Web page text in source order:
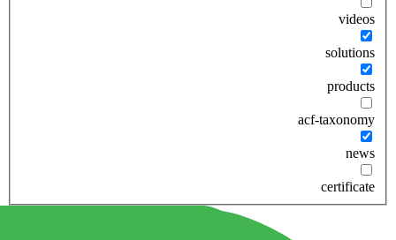
videos
solutions
products
acf-taxonomy
news
certificate